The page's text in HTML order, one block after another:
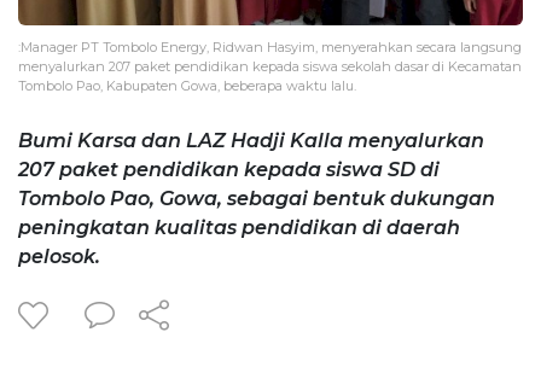
:Manager PT Tombolo Energy, Ridwan Hasyim, menyerahkan secara langsung
menyalurkan 207 paket pendidikan kepada siswa sekolah dasar di Kecamatan
Tombolo Pao, Kabupaten Gowa, beberapa waktu lalu.
Bumi Karsa dan LAZ Hadji Kalla menyalurkan
207 paket pendidikan kepada siswa SD di
Tombolo Pao, Gowa, sebagai bentuk dukungan
peningkatan kualitas pendidikan di daerah
pelosok.